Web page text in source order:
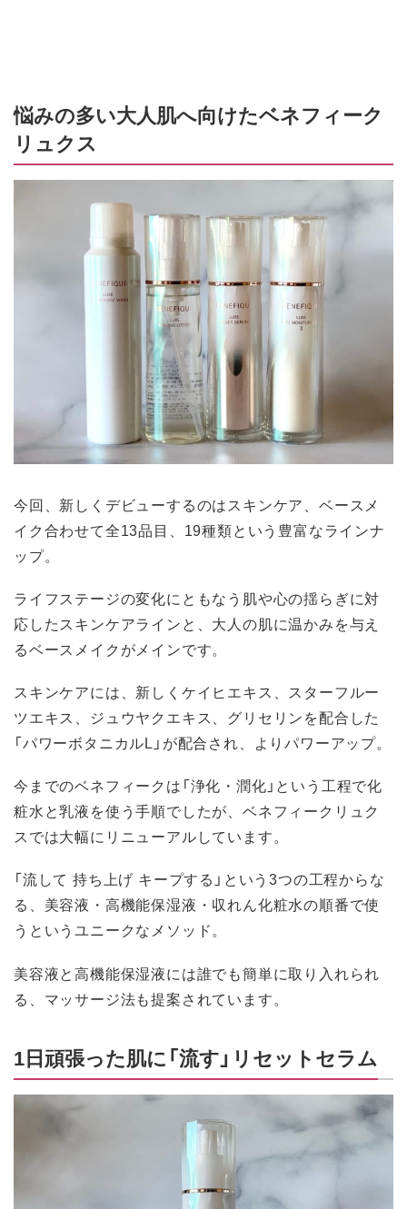
悩みの多い大人肌へ向けたベネフィーク
リュクス
今回、新しくデビューするのはスキンケア、ベースメ
イク合わせて全13品目、19種類という豊富なラインナ
ップ。
ライフステージの変化にともなう肌や心の揺らぎに対
応したスキンケアラインと、大人の肌に温かみを与え
るベースメイクがメインです。
スキンケアには、新しくケイヒエキス、スターフルー
ツエキス、ジュウヤクエキス、グリセリンを配合した
「パワーボタニカルL」が配合され、よりパワーアップ。
今までのベネフィークは「浄化・潤化」という工程で化
粧水と乳液を使う手順でしたが、ベネフィークリュク
スでは大幅にリニューアルしています。
「流して 持ち上げ キープする」という3つの工程からな
る、美容液・高機能保湿液・収れん化粧水の順番で使
うというユニークなメソッド。
美容液と高機能保湿液には誰でも簡単に取り入れられ
る、マッサージ法も提案されています。
1日頑張った肌に「流す」リセットセラム